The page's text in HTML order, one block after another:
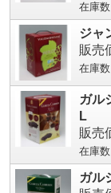
在庫数
ジャ
販売
在庫数
ガル
L
販売
在庫数
ガル